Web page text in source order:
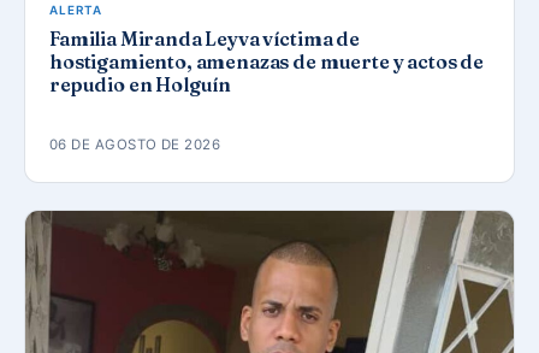
ALERTA
Familia Miranda Leyva víctima de
hostigamiento, amenazas de muerte y actos de
repudio en Holguín
06 DE AGOSTO DE 2026